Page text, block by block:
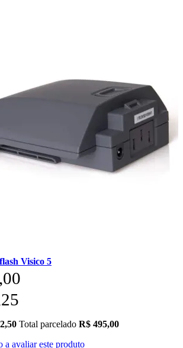
Visico 5
Total parcelado R$ 495,00
a avaliar este produto